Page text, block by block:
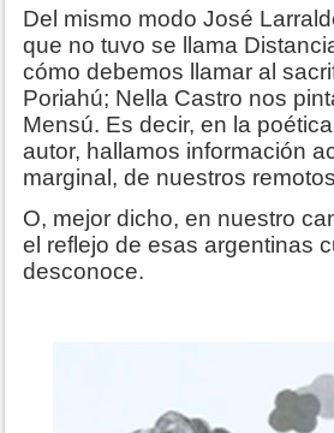
Del mismo modo José
que no tuvo se llama
cómo debemos llamar al
Poriahú; Nella Castro nos
Mensú. Es decir, en la
autor, hallamos información
marginal, de nuestros
O, mejor dicho, en nuestro
el reflejo de esas argentinas
desconoce.